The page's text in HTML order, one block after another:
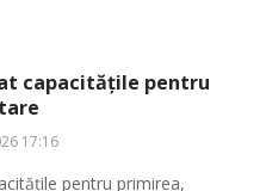
capacitățile pentru
17:16
pentru primirea,